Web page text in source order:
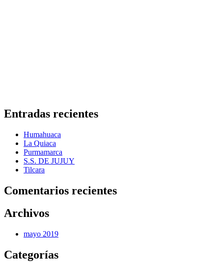
Entradas recientes
Humahuaca
La Quiaca
Purmamarca
S.S. DE JUJUY
Tilcara
Comentarios recientes
Archivos
mayo 2019
Categorías